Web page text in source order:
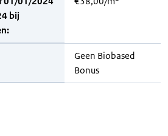
bij
Geen Biobased
Bonus